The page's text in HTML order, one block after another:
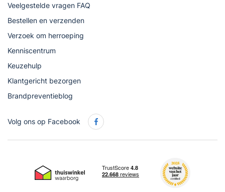
Veelgestelde vragen FAQ
Bestellen en verzenden
Verzoek om herroeping
Kenniscentrum
Keuzehulp
Klantgericht bezorgen
Brandpreventieblog
Volg ons op Facebook